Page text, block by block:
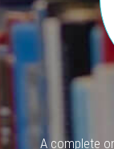
A complete